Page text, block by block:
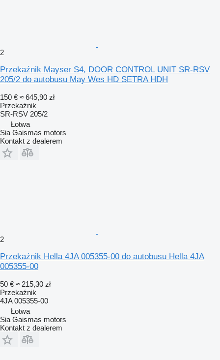
2
Przekaźnik Mayser S4, DOOR CONTROL UNIT SR-RSV
205/2 do autobusu May Wes HD SETRA HDH
150 € ≈ 645,90 zł
Przekaźnik
SR-RSV 205/2
Łotwa
Sia Gaismas motors
Kontakt z dealerem
2
Przekaźnik Hella 4JA 005355-00 do autobusu Hella 4JA
005355-00
50 € ≈ 215,30 zł
Przekaźnik
4JA 005355-00
Łotwa
Sia Gaismas motors
Kontakt z dealerem